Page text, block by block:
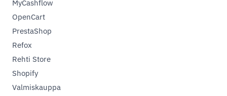
MyCashflow
OpenCart
PrestaShop
Refox
Rehti Store
Shopify
Valmiskauppa